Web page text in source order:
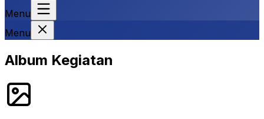
Menu
Menu
Album Kegiatan